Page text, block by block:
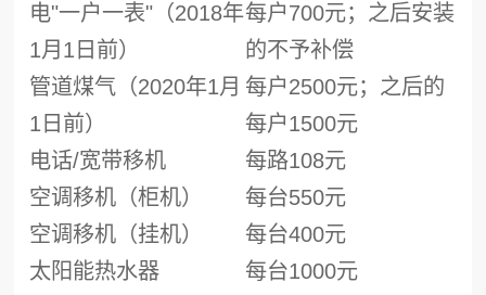
电"一户一表"（2018年
1月1日前）
每户700元；之后安装
的不予补偿
管道煤气（2020年1月
1日前）
每户2500元；之后的
每户1500元
电话/宽带移机
每路108元
空调移机（柜机）
每台550元
空调移机（挂机）
每台400元
太阳能热水器
每台1000元